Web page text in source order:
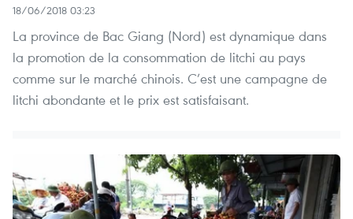
18/06/2018 03:23
La province de Bac Giang (Nord) est dynamique dans
la promotion de la consommation de litchi au pays
comme sur le marché chinois. C’est une campagne de
litchi abondante et le prix est satisfaisant.